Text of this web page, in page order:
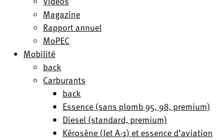
Magazine
Rapport annuel
MoPEC
Mobilité
back
Carburants
back
Essence (sans plomb 95, 98, premium)
Diesel (standard, premium)
Kérosène (Jet A-1) et essence d’aviation